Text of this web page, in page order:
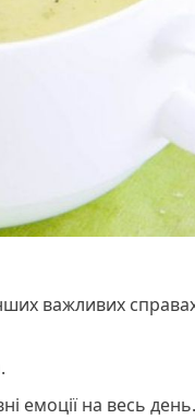
важливих
емоції на весь день.